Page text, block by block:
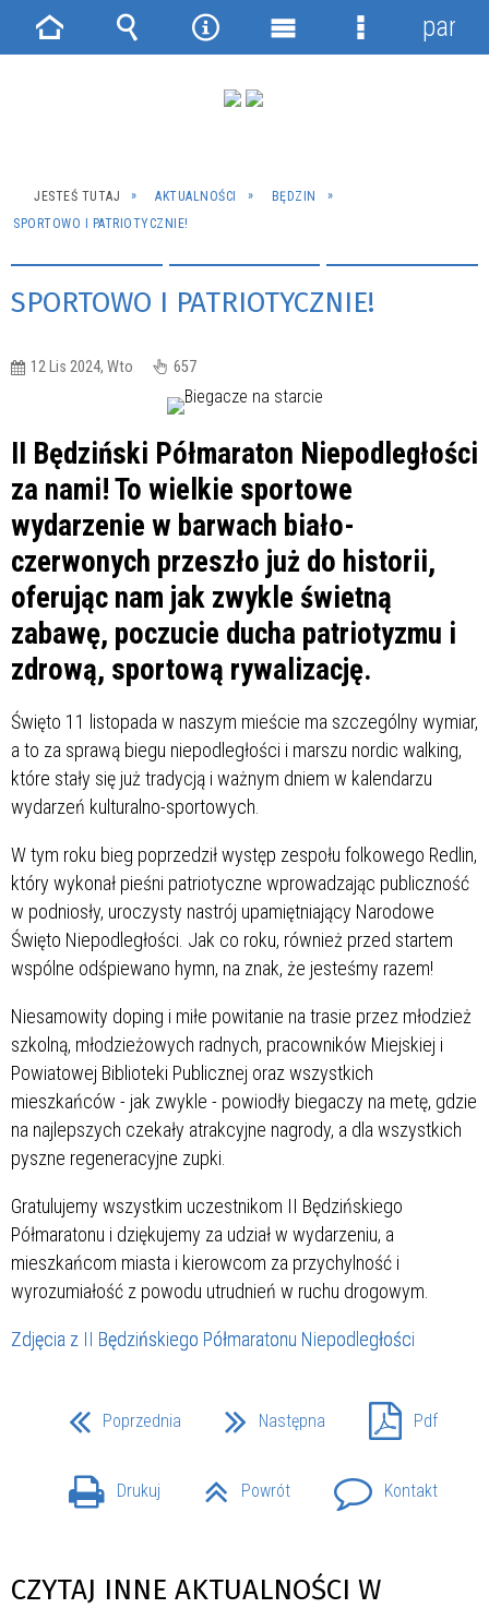
JESTEŚ TUTAJ AKTUALNOŚCI
BĘDZIN
SPORTOWO I PATRIOTYCZNIE!
SPORTOWO I PATRIOTYCZNIE!
12 Lis 2024, Wto 657
II Będziński Półmaraton Niepodległości
za nami! To wielkie sportowe
wydarzenie w barwach biało-
czerwonych przeszło już do historii,
oferując nam jak zwykle świetną
zabawę, poczucie ducha patriotyzmu i
zdrową, sportową rywalizację.
Święto 11 listopada w naszym mieście ma szczególny wymiar,
a to za sprawą biegu niepodległości i marszu nordic walking,
które stały się już tradycją i ważnym dniem w kalendarzu
wydarzeń kulturalno-sportowych.
W tym roku bieg poprzedził występ zespołu folkowego Redlin,
który wykonał pieśni patriotyczne wprowadzając publiczność
w podniosły, uroczysty nastrój upamiętniający Narodowe
Święto Niepodległości. Jak co roku, również przed startem
wspólne odśpiewano hymn, na znak, że jesteśmy razem!
Niesamowity doping i miłe powitanie na trasie przez młodzież
szkolną, młodzieżowych radnych, pracowników Miejskiej i
Powiatowej Biblioteki Publicznej oraz wszystkich
mieszkańców - jak zwykle - powiodły biegaczy na metę, gdzie
na najlepszych czekały atrakcyjne nagrody, a dla wszystkich
pyszne regeneracyjne zupki.
Gratulujemy wszystkim uczestnikom II Będzińskiego
Półmaratonu i dziękujemy za udział w wydarzeniu, a
mieszkańcom miasta i kierowcom za przychylność i
wyrozumiałość z powodu utrudnień w ruchu drogowym.
Zdjęcia z II Będzińskiego Półmaratonu Niepodległości
Poprzednia Następna Pdf
Drukuj Powrót Kontakt
CZYTAJ INNE AKTUALNOŚCI W
Strona Wyszukiwarka
NarzędziaMenu
Menu
panel